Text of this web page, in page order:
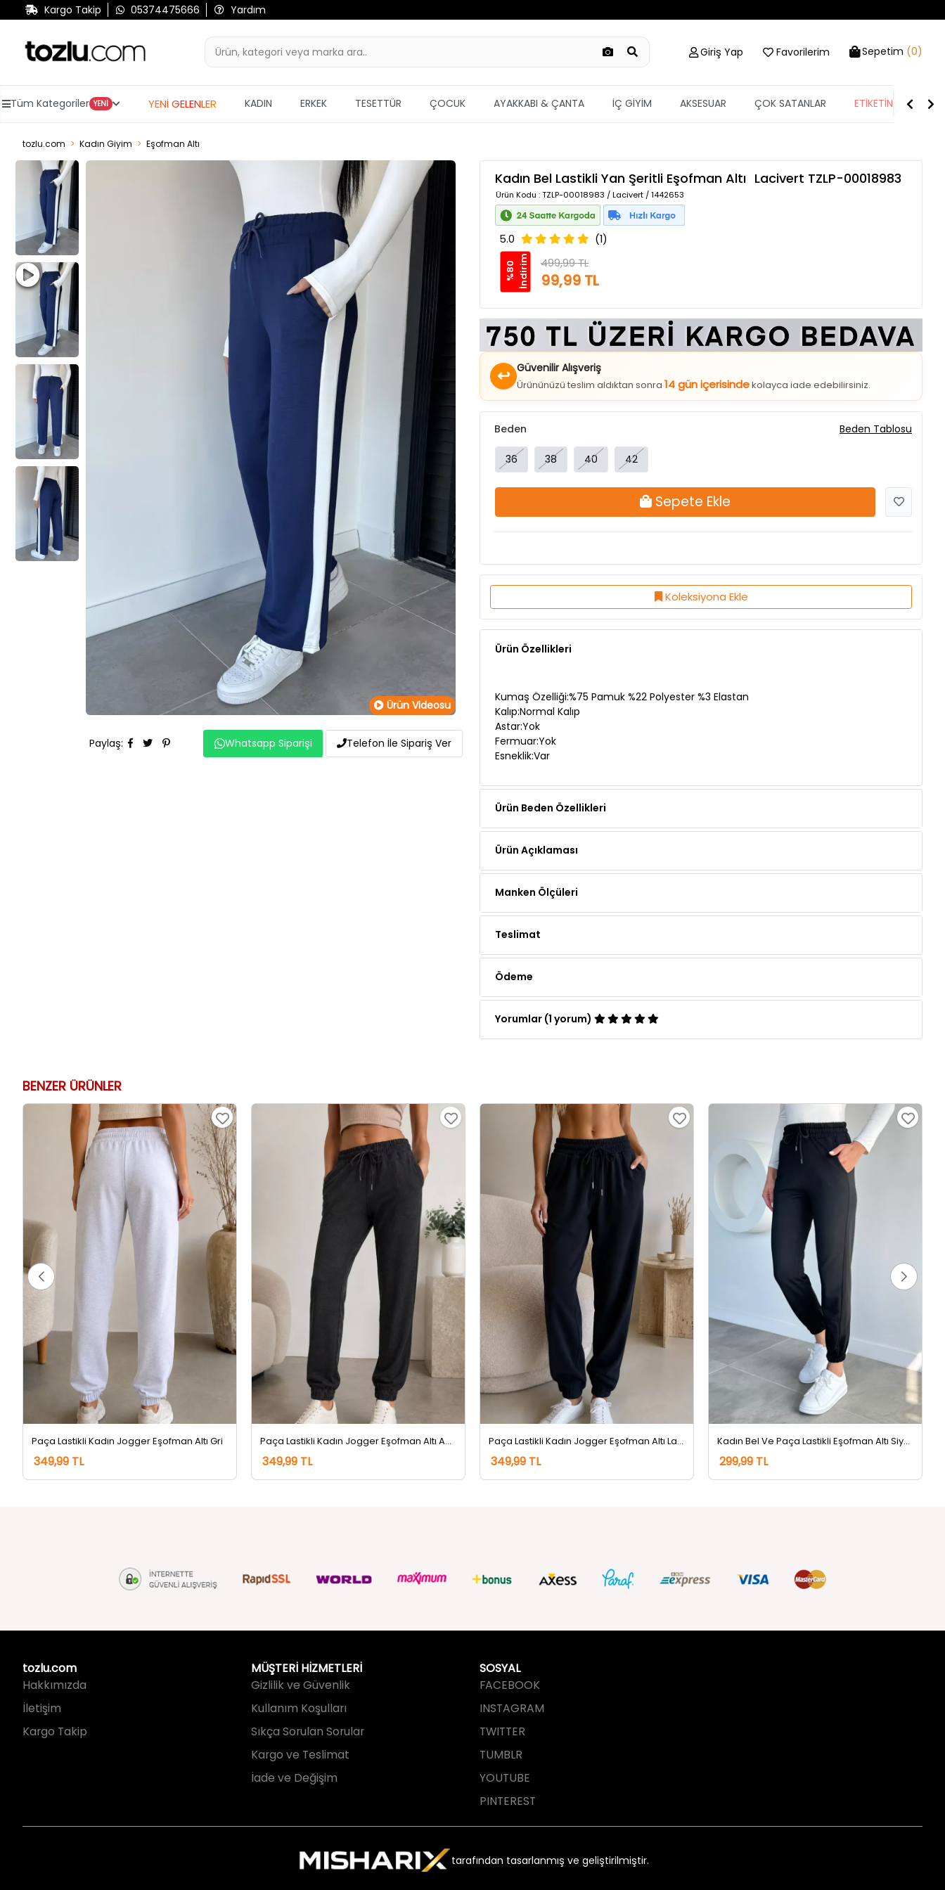
Kargo Takip 05374475666 Yardım
Giriş Yap Favorilerim Sepetim (0)
Tüm Kategoriler YENİ YENİ GELENLER KADIN ERKEK TESETTÜR ÇOCUK AYAKKABI & ÇANTA İÇ GİYİM AKSESUAR ÇOK SATANLAR ETİKETİN YARISI
tozlu.com Kadın Giyim Eşofman Altı
Ürün Videosu
Paylaş: Whatsapp Siparişi Telefon İle Sipariş Ver
Kadın Bel Lastikli Yan Şeritli Eşofman Altı Lacivert TZLP-00018983
Ürün Kodu : TZLP-00018983 / Lacivert / 1442653
5.0 (1)
%
8
0
İ
n
d
i
r
i m 499,99 TL
99,99 TL
↩ Güvenilir Alışveriş
Ürününüzü teslim aldıktan sonra14 gün içerisindekolayca iade edebilirsiniz.
36
Koleksiyona Ekle
Ürün Özellikleri
Astar:Yok
Fermuar:Yok
Esneklik:Var
Manken Ölçüleri
Paça Lastikli Kadın Jogger Eşofman Altı Gri
349,99 TL 349,99 TL 349,99 TL 299,99 TL
tozlu.com
İletişim
Kargo Takip
MÜŞTERİ HİZMETLERİ
Kullanım Koşulları
SOSYAL
INSTAGRAM
tarafından tasarlanmış ve geliştirilmiştir.